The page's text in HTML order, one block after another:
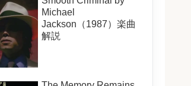
Michael
Jackson（1987）楽曲
解説